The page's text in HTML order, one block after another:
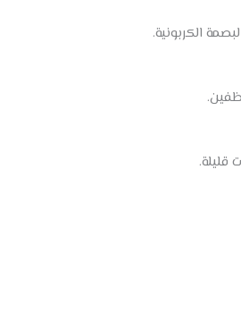
الكربونية.
قليلة.